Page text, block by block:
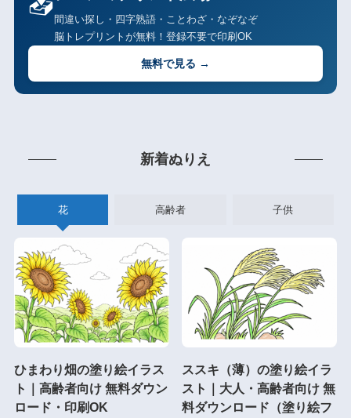
間違い探し・四字熟語・ことわざ・なぞなぞ
脳トレプリントが無料！登録不要で印刷OK
無料で見る →
新着ぬりえ
花 高齢者 子供
ひまわり畑の塗り絵イラス
ト｜高齢者向け 無料ダウン
ロード・印刷OK
ススキ（薄）の塗り絵イラ
スト｜大人・高齢者向け 無
料ダウンロード（塗り絵フ